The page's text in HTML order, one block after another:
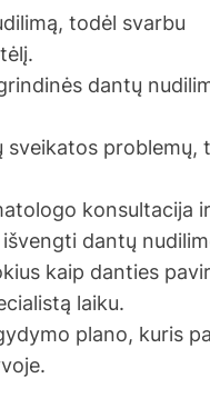
todėl svarbu
dantų
sveikatos problemų,
konsultacija ir
dantų
kaip danties
laiku.
plano, kuris